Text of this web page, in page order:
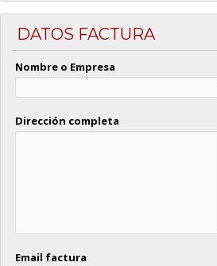
DATOS FACTURA
Nombre o Empresa
Dirección completa
Email factura